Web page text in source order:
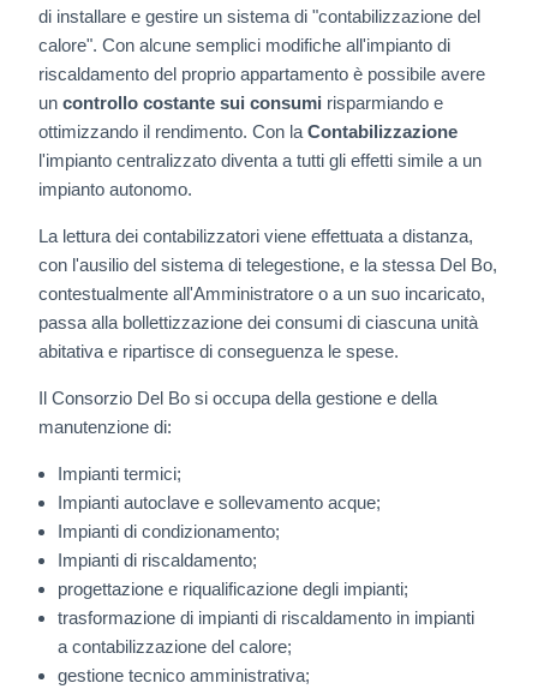
SEDI
di installare e gestire un sistema di "contabilizzazione del
calore". Con alcune semplici modifiche all'impianto di
riscaldamento del proprio appartamento è possibile avere
un controllo costante sui consumi risparmiando e
ottimizzando il rendimento. Con la Contabilizzazione
l'impianto centralizzato diventa a tutti gli effetti simile a un
impianto autonomo.
La lettura dei contabilizzatori viene effettuata a distanza,
con l'ausilio del sistema di telegestione, e la stessa Del Bo,
contestualmente all'Amministratore o a un suo incaricato,
passa alla bollettizzazione dei consumi di ciascuna unità
abitativa e ripartisce di conseguenza le spese.
Il Consorzio Del Bo si occupa della gestione e della
manutenzione di:
Impianti termici;
Impianti autoclave e sollevamento acque;
Impianti di condizionamento;
Impianti di riscaldamento;
progettazione e riqualificazione degli impianti;
trasformazione di impianti di riscaldamento in impianti
a contabilizzazione del calore;
gestione tecnico amministrativa;